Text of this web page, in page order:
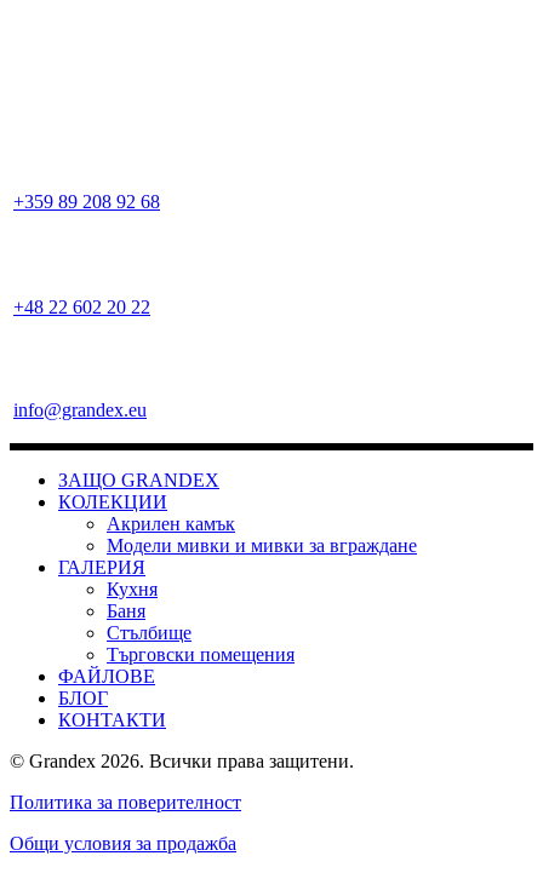
+359 89 208 92 68
+48 22 602 20 22
info@grandex.eu
ЗАЩО GRANDEX
КОЛЕКЦИИ
Акрилен камък
Модели мивки и мивки за вграждане
ГАЛЕРИЯ
Кухня
Баня
Стълбище
Търговски помещения
ФАЙЛОВЕ
БЛОГ
КОНТАКТИ
© Grandex 2026. Всички права защитени.
Политика за поверителност
Общи условия за продажба